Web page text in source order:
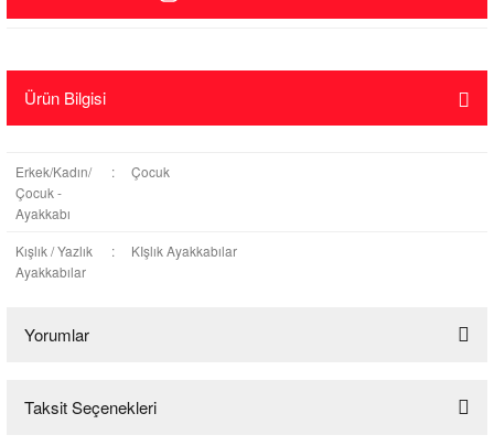
Ürün Bilgisi
Erkek/Kadın/
Çocuk -
Ayakkabı
: Çocuk
Kışlık / Yazlık
Ayakkabılar
: KIşlık Ayakkabılar
Yorumlar
Bu ürüne ilk yorumu siz yapın!
Taksit Seçenekleri